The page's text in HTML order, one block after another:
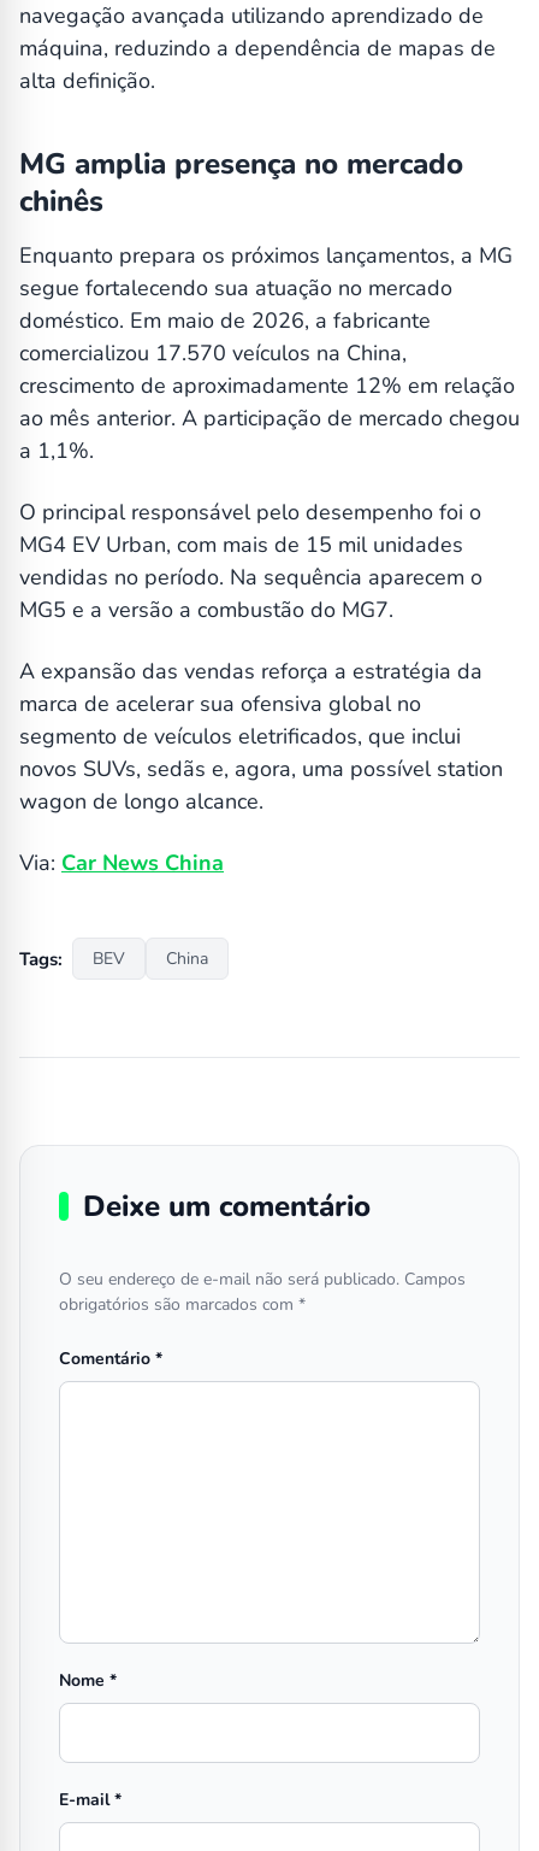
navegação avançada utilizando aprendizado de
máquina, reduzindo a dependência de mapas de
alta definição.
MG amplia presença no mercado
chinês
Enquanto prepara os próximos lançamentos, a MG
segue fortalecendo sua atuação no mercado
doméstico. Em maio de 2026, a fabricante
comercializou 17.570 veículos na China,
crescimento de aproximadamente 12% em relação
ao mês anterior. A participação de mercado chegou
a 1,1%.
O principal responsável pelo desempenho foi o
MG4 EV Urban, com mais de 15 mil unidades
vendidas no período. Na sequência aparecem o
MG5 e a versão a combustão do MG7.
A expansão das vendas reforça a estratégia da
marca de acelerar sua ofensiva global no
segmento de veículos eletrificados, que inclui
novos SUVs, sedãs e, agora, uma possível station
wagon de longo alcance.
Via: Car News China
Tags: BEV China
Deixe um comentário
O seu endereço de e-mail não será publicado. Campos
obrigatórios são marcados com *
Comentário *
Nome *
E-mail*